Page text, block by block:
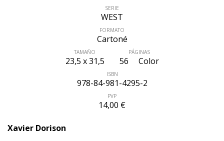
SERIE
WEST
FORMATO
Cartoné
TAMAÑO
23,5 x 31,5
PÁGINAS
56 Color
ISBN
978-84-981-4295-2
PVP
14,00 €
Xavier Dorison